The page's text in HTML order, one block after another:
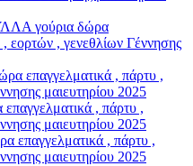
γούρια δώρα
εορτών , γενεθλίων Γέννησης
επαγγελματικά , πάρτυ ,
μαιευτηρίου 2025
, πάρτυ ,
μαιευτηρίου 2025
επαγγελματικά , πάρτυ ,
μαιευτηρίου 2025